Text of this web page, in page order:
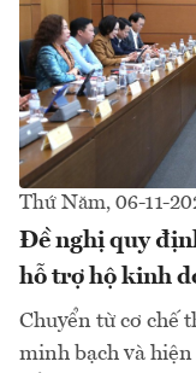
Thứ Năm, 06-11-
Đề nghị quy
hỗ trợ hộ kinh
Chuyển từ cơ chế
minh bạch và